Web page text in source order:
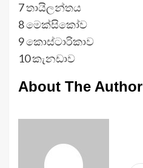
7 තායිලන්තය
8 මෙක්සිකෝව
9 කොස්ටාරිකාව
10 කැනඩාව
About The Author